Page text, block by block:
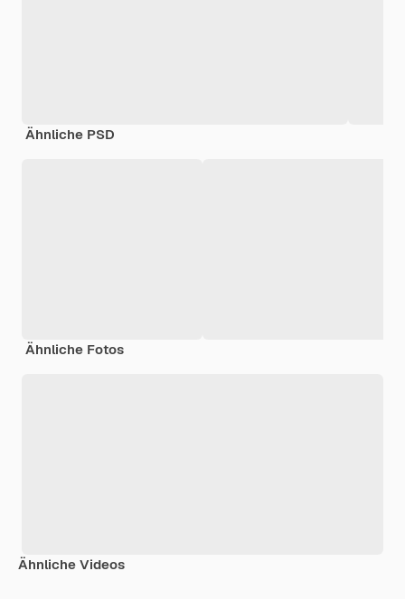
Ähnliche PSD
Ähnliche Fotos
Ähnliche Videos